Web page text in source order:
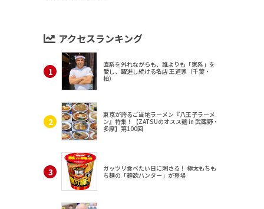
アクセスランキング
直系を外れながらも、誰よりも「家系」を
愛し、躍進し続ける名店 王道家（千葉・
柏）
東京が誇るご当地ラーメン『八王子ラーメ
ン』特集！【ZATSUのオスス麺 in 武蔵野・
多摩】第100回
ガッツリ食べたい日に刺さる！ 極太もちも
ち麺の「麺欲ハンター」が登場